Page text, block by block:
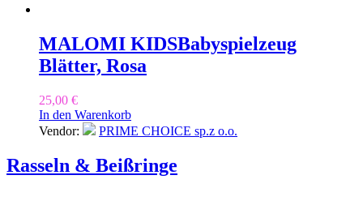
MALOMI KIDSBabyspielzeug
Blätter, Rosa
25,00 €
In den Warenkorb
Vendor:
PRIME CHOICE sp.z o.o.
Rasseln & Beißringe